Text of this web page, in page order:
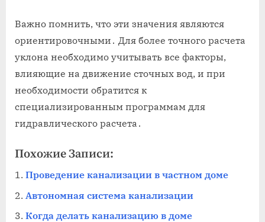
Важно помнить, что эти значения являются
ориентировочными․ Для более точного расчета
уклона необходимо учитывать все факторы,
влияющие на движение сточных вод, и при
необходимости обратится к
специализированным программам для
гидравлического расчета․
Похожие Записи:
Проведение канализации в частном доме
Автономная система канализации
Когда делать канализацию в доме